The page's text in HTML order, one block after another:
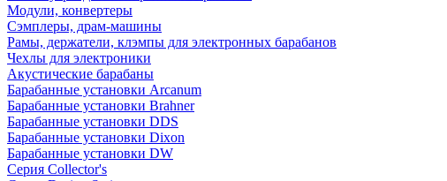
Модули, конвертеры
Сэмплеры, драм-машины
Рамы, держатели, клэмпы для электронных барабанов
Чехлы для электроники
Акустические барабаны
Барабанные установки Arcanum
Барабанные установки Brahner
Барабанные установки DDS
Барабанные установки Dixon
Барабанные установки DW
Серия Collector's